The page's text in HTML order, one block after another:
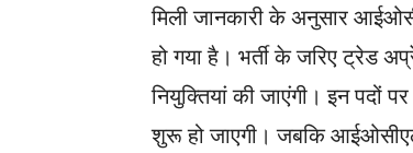
मिली जानकारी के अनुसार
हो गया है। भर्ती के जरिए ट्रेड
नियुक्तियां की जाएंगी। इन
शुरू हो जाएगी। जबकि